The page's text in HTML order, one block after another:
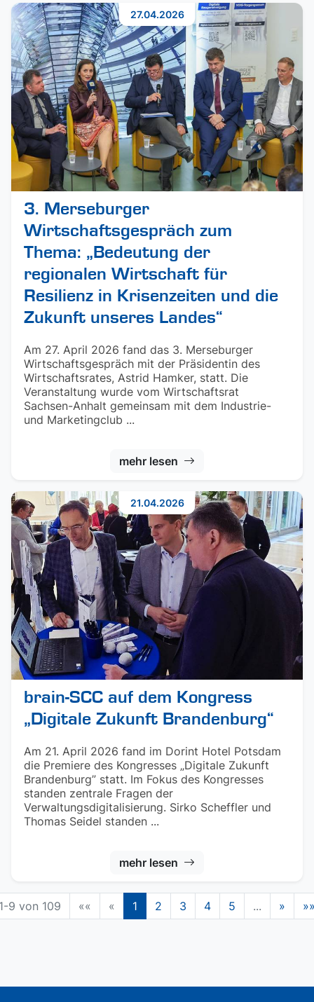
3. Merseburger
Wirtschaftsgespräch zum
Thema: „Bedeutung der
regionalen Wirtschaft für
Resilienz in Krisenzeiten und die
Zukunft unseres Landes“
Am 27. April 2026 fand das 3. Merseburger
Wirtschaftsgespräch mit der Präsidentin des
Wirtschaftsrates, Astrid Hamker, statt. Die
Veranstaltung wurde vom Wirtschaftsrat
Sachsen-Anhalt gemeinsam mit dem Industrie-
und Marketingclub ...
mehr lesen
27.04.2026
brain-SCC auf dem Kongress
„Digitale Zukunft Brandenburg“
Am 21. April 2026 fand im Dorint Hotel Potsdam
die Premiere des Kongresses „Digitale Zukunft
Brandenburg” statt. Im Fokus des Kongresses
standen zentrale Fragen der
Verwaltungsdigitalisierung. Sirko Scheffler und
Thomas Seidel standen ...
mehr lesen
21.04.2026
9 von 109 «« « 1 2 3 4 5 ... »